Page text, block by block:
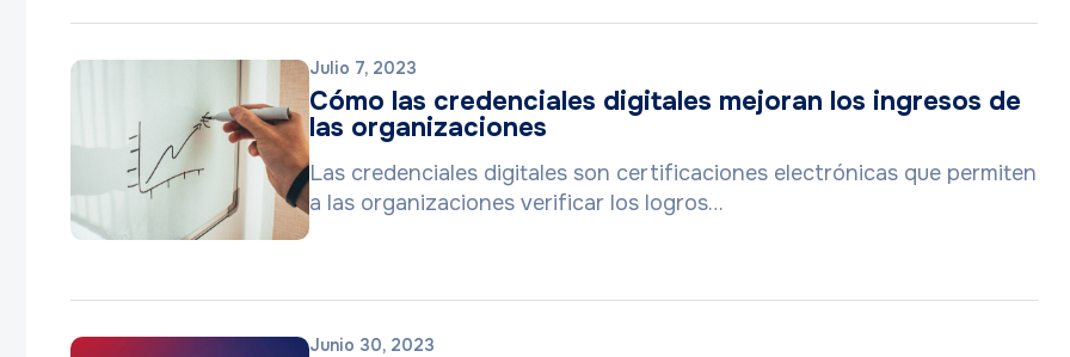
Julio 7, 2023
Cómo las credenciales digitales mejoran los ingresos de
las organizaciones
Las credenciales digitales son certificaciones electrónicas que permiten
a las organizaciones verificar los logros…
Junio 30, 2023